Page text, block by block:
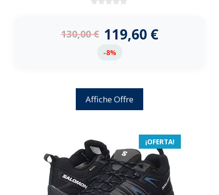
5
130,00€ 119,60 €
-8%
Affiche Offre
¡OFERTA!